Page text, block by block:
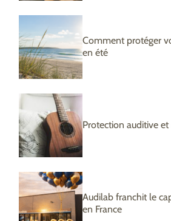
Comment protéger
en été
Protection auditive
Audilab franchit le
en France